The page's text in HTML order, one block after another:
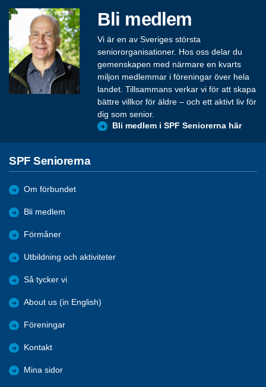
Bli medlem
Vi är en av Sveriges största
seniororganisationer. Hos oss delar du
gemenskapen med närmare en kvarts
miljon medlemmar i föreningar över hela
landet. Tillsammans verkar vi för att skapa
bättre villkor för äldre – och ett aktivt liv för
dig som senior.
Bli medlem i SPF Seniorerna här
SPF Seniorerna
Om förbundet
Bli medlem
Förmåner
Utbildning och aktiviteter
Så tycker vi
About us (in English)
Föreningar
Kontakt
Mina sidor